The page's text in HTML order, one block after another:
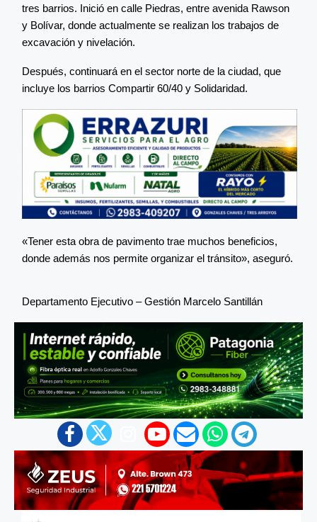
tres barrios. Inició en calle Piedras, entre avenida Rawson
y Bolívar, donde actualmente se realizan los trabajos de
excavación y nivelación.
Después, continuará en el sector norte de la ciudad, que
incluye los barrios Compartir 60/40 y Solidaridad.
«Tener esta obra de pavimento trae muchos beneficios,
donde además nos permite organizar el tránsito», aseguró.
Departamento Ejecutivo – Gestión Marcelo Santillán